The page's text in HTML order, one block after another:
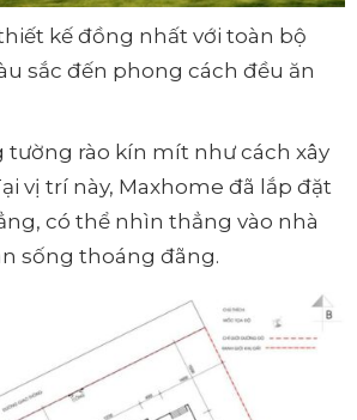
kế đồng nhất với toàn bộ
sắc đến phong cách đều ăn
tường rào kín mít như cách xây
vị trí này, Maxhome đã lắp đặt
có thể nhìn thẳng vào nhà
sống thoáng đãng.